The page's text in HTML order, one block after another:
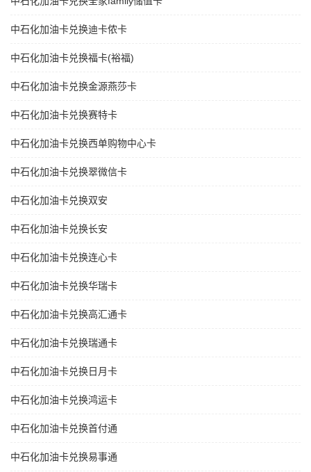
中石化加油卡兑换迪卡侬卡
中石化加油卡兑换福卡(裕福)
中石化加油卡兑换金源燕莎卡
中石化加油卡兑换赛特卡
中石化加油卡兑换西单购物中心卡
中石化加油卡兑换翠微信卡
中石化加油卡兑换双安
中石化加油卡兑换长安
中石化加油卡兑换连心卡
中石化加油卡兑换华瑞卡
中石化加油卡兑换高汇通卡
中石化加油卡兑换瑞通卡
中石化加油卡兑换日月卡
中石化加油卡兑换鸿运卡
中石化加油卡兑换首付通
中石化加油卡兑换易事通